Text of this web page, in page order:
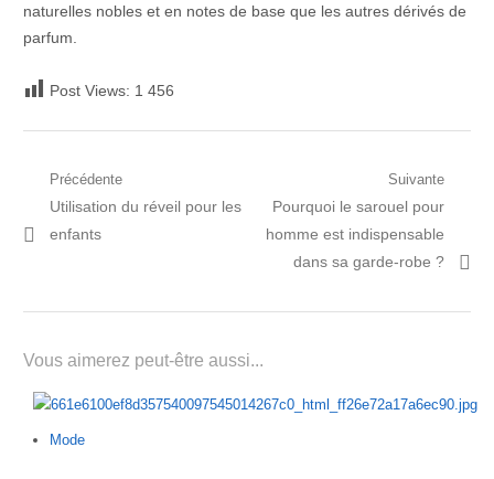
naturelles nobles et en notes de base que les autres dérivés de
parfum.
Post Views: 1 456
Navigation
de
Précédente
Post
précédent:
Utilisation du réveil pour les
enfants
Suivante
Prochain
article:
Pourquoi le sarouel pour
homme est indispensable
dans sa garde-robe ?
Vous aimerez peut-être aussi...
Mode